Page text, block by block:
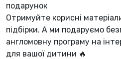
подарунок
Отримуйте корисні
підбірки. А ми подаруємо
англомовну програму на
для вашої дитини 🔥